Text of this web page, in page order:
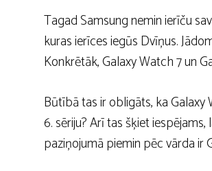
Tagad Samsung nemin ierīču
kuras ierīces iegūs Dvīņus.
Konkrētāk, Galaxy Watch 7 un
Būtībā tas ir obligāts, ka
6. sēriju? Arī tas šķiet
paziņojumā piemin pēc vārda ir